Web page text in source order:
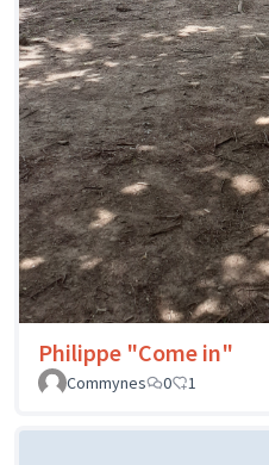
Philippe "Come in"
Commynes
0 1